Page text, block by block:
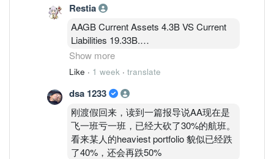
Restia
AAGB Current Assets 4.3B VS Current
Liabilities 19.33B.
With this kind of balance sheet, most
companies would probably only have a
issue, or issuing bonds. But Tony is
someone who has turned financing into
an art. I wouldn’t be surprised if he still
has some tricks left to play.
Show more
Like · 1 week · translate
dsa 1233
刚渡假回来，读到一篇报导说AA现在是
飞一班亏一班，已经大砍了30%的航班。
看来某人的heaviest portfolio 貌似已经跌
了40%，还会再跌50%